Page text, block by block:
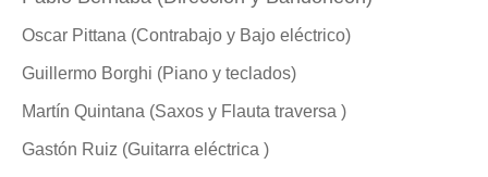
Oscar Pittana (Contrabajo y Bajo eléctrico)
Guillermo Borghi (Piano y teclados)
Martín Quintana (Saxos y Flauta traversa )
Gastón Ruiz (Guitarra eléctrica )